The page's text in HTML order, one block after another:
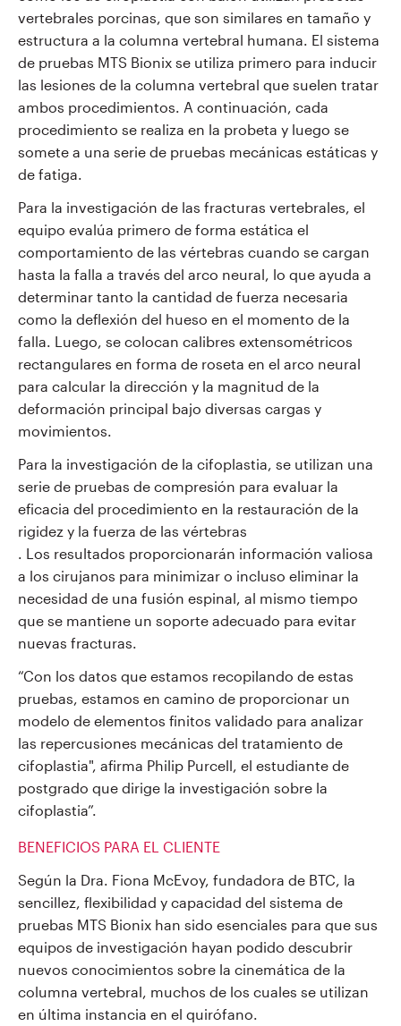
vertebrales porcinas, que son similares en tamaño y
estructura a la columna vertebral humana. El sistema
de pruebas MTS Bionix se utiliza primero para inducir
las lesiones de la columna vertebral que suelen tratar
ambos procedimientos. A continuación, cada
procedimiento se realiza en la probeta y luego se
somete a una serie de pruebas mecánicas estáticas y
de fatiga.
Para la investigación de las fracturas vertebrales, el
equipo evalúa primero de forma estática el
comportamiento de las vértebras cuando se cargan
hasta la falla a través del arco neural, lo que ayuda a
determinar tanto la cantidad de fuerza necesaria
como la deflexión del hueso en el momento de la
falla. Luego, se colocan calibres extensométricos
rectangulares en forma de roseta en el arco neural
para calcular la dirección y la magnitud de la
deformación principal bajo diversas cargas y
movimientos.
Para la investigación de la cifoplastia, se utilizan una
serie de pruebas de compresión para evaluar la
eficacia del procedimiento en la restauración de la
rigidez y la fuerza de las vértebras
. Los resultados proporcionarán información valiosa
a los cirujanos para minimizar o incluso eliminar la
necesidad de una fusión espinal, al mismo tiempo
que se mantiene un soporte adecuado para evitar
nuevas fracturas.
“Con los datos que estamos recopilando de estas
pruebas, estamos en camino de proporcionar un
modelo de elementos finitos validado para analizar
las repercusiones mecánicas del tratamiento de
cifoplastia", afirma Philip Purcell, el estudiante de
postgrado que dirige la investigación sobre la
cifoplastia”.
BENEFICIOS PARA EL CLIENTE
Según la Dra. Fiona McEvoy, fundadora de BTC, la
sencillez, flexibilidad y capacidad del sistema de
pruebas MTS Bionix han sido esenciales para que sus
equipos de investigación hayan podido descubrir
nuevos conocimientos sobre la cinemática de la
columna vertebral, muchos de los cuales se utilizan
en última instancia en el quirófano.